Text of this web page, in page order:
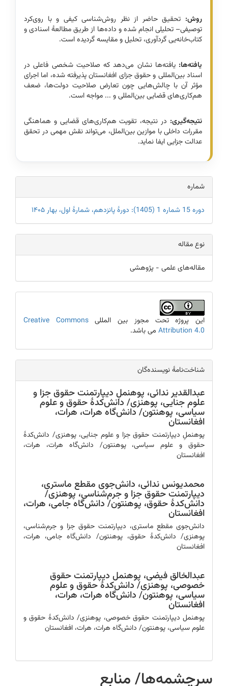
روش: تحقیق حاضر از نظر روش‌شناسی کیفی و با روی‌کرد
توصیفی– تحلیلی انجام شده و داده‌ها از طریق مطالعۀ اسنادی و
کتاب‌خانه‌‌یی گردآوری، تحلیل و مقایسه گردیده است.
یافته‌ها: یافته‌ها نشان می‌دهد که صلاحیت شخصی فاعلی در
اسناد بین‌المللی و حقوق جزای افغانستان پذیرفته شده، اما اجرای
مؤثر آن با چالش‌هایی چون تعارض صلاحیت دولت‌ها، ضعف
هم‌کاری‌های قضایی بین‌المللی و ... مواجه است.
نتیجه‌گیری: در نتیجه، تقویت هم‌کاری‌های قضایی و هماهنگی
مقررات داخلی با موازین بین‌الملل، می‌تواند نقش مهمی در تحقق
عدالت جزایی ایفا نماید.
Article
Details
شماره
دوره 15 شماره 1 (1405): دورۀ پانزدهم، شمارۀ اول، بهار ۱۴۰۵
نوع مقاله
مقاله‌های علمی - پژوهشی
این پروژه تحت مجوز بین المللیCreative Commons
Attribution 4.0 می باشد.
شناخت‎‌‌نامۀ نویسنده‌گان
عبدالقدیر ندائی، پوهنملِ دیپارتمنت حقوق جزا و
علوم جنایی، پوهنزی/ دانش‌کدۀ حقوق و علوم
سیاسی، پوهنتون/ دانش‌گاه هرات، هرات،
افغانستان
پوهنملِ دیپارتمنت حقوق جزا و علوم جنایی، پوهنزی/ دانش‌کدۀ
حقوق و علوم سیاسی، پوهنتون/ دانش‌گاه هرات، هرات،
افغانستان
محمدیونس ندائی، دانش‌جوی مقطع ماستری،
دیپارتمنت حقوق جزا و جرم‌شناسی، پوهنزی/
دانش‌کدۀ حقوق، پوهنتون/ دانش‌گاه جامی، هرات،
افغانستان
دانش‌جوی مقطع ماستری، دیپارتمنت حقوق جزا و جرم‌شناسی،
پوهنزی/ دانش‌کدۀ حقوق، پوهنتون/ دانش‌گاه جامی، هرات،
افغانستان
عبدالخالق فیضی، پوهنمل دیپارتمنت حقوق
خصوصی، پوهنزی/ دانش‌کدۀ حقوق و علوم
سیاسی، پوهنتون/ دانش‌گاه هرات، هرات،
افغانستان
پوهنمل دیپارتمنت حقوق خصوصی، پوهنزی/ دانش‌کدۀ حقوق و
علوم سیاسی، پوهنتون/ دانش‌گاه هرات، هرات، افغانستان
سرچشمه‌ها/ منابع